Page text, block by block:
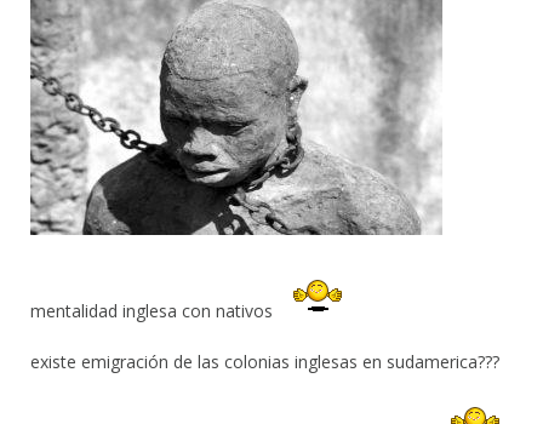
mentalidad inglesa con nativos
existe emigración de las colonias inglesas en sudamerica???